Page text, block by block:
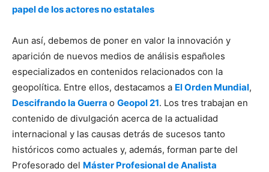
papel de los actores no estatales
Aun así, debemos de poner en valor la innovación y
aparición de nuevos medios de análisis españoles
especializados en contenidos relacionados con la
geopolítica. Entre ellos, destacamos a El Orden Mundial,
Descifrando la Guerra o Geopol 21. Los tres trabajan en
contenido de divulgación acerca de la actualidad
internacional y las causas detrás de sucesos tanto
históricos como actuales y, además, forman parte del
Profesorado del Máster Profesional de Analista